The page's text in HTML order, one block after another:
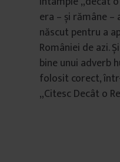
era – și rămâne –
născut pentru a
României de azi.
bine unui adverb
folosit corect,
„Citesc Decât o